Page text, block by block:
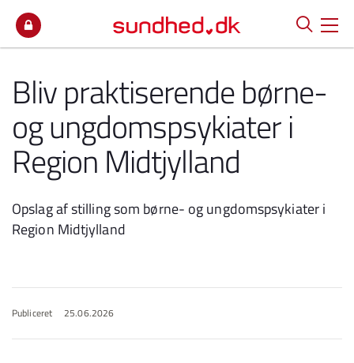
Bliv praktiserende børne-
og ungdomspsykiater i
Region Midtjylland
Opslag af stilling som børne- og ungdomspsykiater i
Region Midtjylland
Publiceret 25.06.2026